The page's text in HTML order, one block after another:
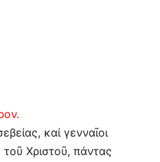
καί γενναῖοι
Χριστοῦ, πάντας